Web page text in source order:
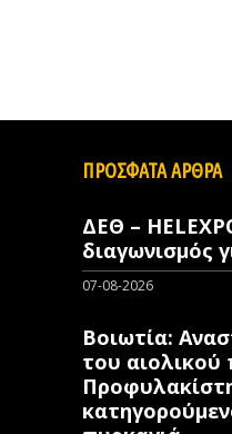
ΠΡΟΣΦΑΤΑ ΑΡΘΡΑ
ΔΕΘ –
διαγωνισμός
07-08-2026
Βοιωτία:
του αιολικού